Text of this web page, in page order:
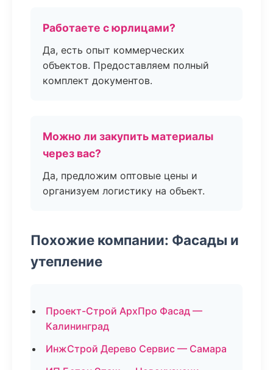
Работаете с юрлицами?
Да, есть опыт коммерческих
объектов. Предоставляем полный
комплект документов.
Можно ли закупить материалы
через вас?
Да, предложим оптовые цены и
организуем логистику на объект.
Похожие компании: Фасады и
утепление
Проект-Строй АрхПро Фасад —
Калининград
ИнжСтрой Дерево Сервис — Самара